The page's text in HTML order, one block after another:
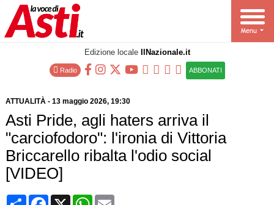
Edizione locale IlNazionale.it
Radio ABBONATI
ATTUALITÀ- 13 maggio 2026, 19:30
Asti Pride, agli haters arriva il
"carciofodoro": l'ironia di Vittoria
Briccarello ribalta l'odio social
[VIDEO]
CondividiFacebook
X WhatsApp
Email